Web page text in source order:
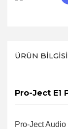
ÜRÜN BILGISI
Pro-Ject E1
Pro-Ject Audio